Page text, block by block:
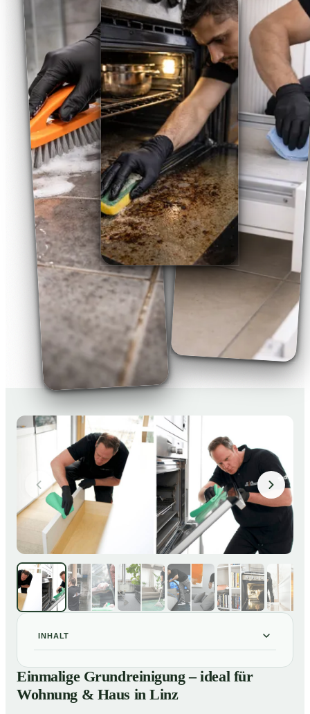
INHALT
Einmalige Grundreinigung – ideal für Wohnung & Haus
in Linz
Einmalige Grundreinigung – ideal für Wohnung & Haus
Einmalige Grundreinigung – ideal für
Wohnung & Haus in Linz